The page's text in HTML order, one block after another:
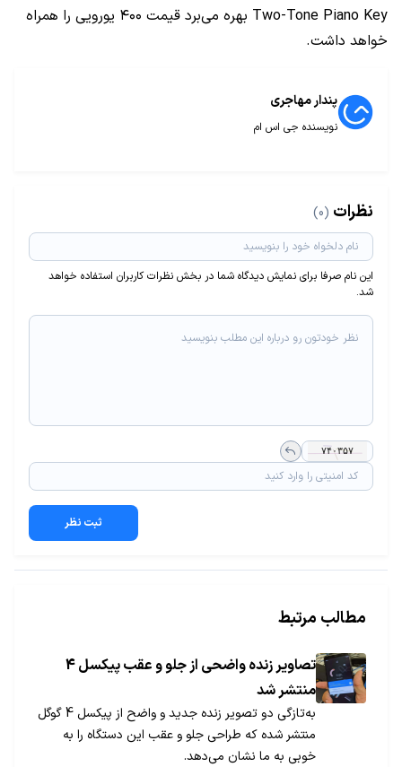
Two-Tone Piano Key بهره می‌برد قیمت ۴۰۰ یورویی را همراه
خواهد داشت.
پندار مهاجری
نویسنده جی اس ام
نظرات (0)
این نام صرفا برای نمایش دیدگاه شما در بخش نظرات کاربران استفاده خواهد
شد.
ثبت نظر
مطالب مرتبط
تصاویر زنده واضحی از جلو و عقب پیکسل 4
منتشر شد
به‌تازگی دو تصویر زنده جدید و واضح از پیکسل 4 گوگل
منتشر شده که طراحی جلو و عقب این دستگاه را به
خوبی به ما نشان می‌دهد.